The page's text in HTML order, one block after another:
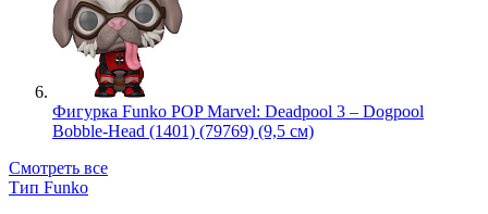
Фигурка Funko POP Marvel: Deadpool 3 – Dogpool
Bobble-Head (1401) (79769) (9,5 см)
Смотреть все
Тип Funko